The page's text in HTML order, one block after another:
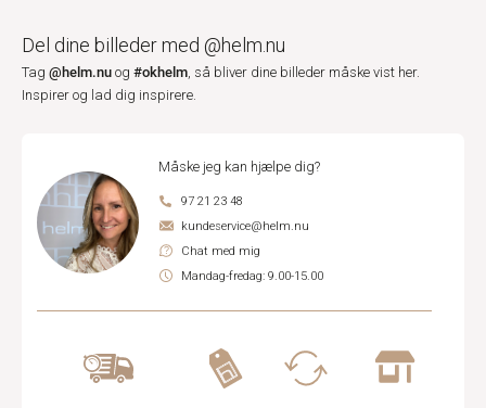
Del dine billeder med @helm.nu
Tag @helm.nu og #okhelm, så bliver dine billeder måske vist her.
Inspirer og lad dig inspirere.
Måske jeg kan hjælpe dig?
97 21 23 48
kundeservice@helm.nu
Chat med mig
Mandag-fredag: 9.00-15.00